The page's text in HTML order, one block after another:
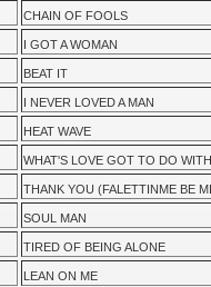
CHAIN OF FOOLS
I GOT A WOMAN
BEAT IT
I NEVER LOVED A MAN
HEAT WAVE
WHAT'S LOVE GOT TO DO
THANK YOU (FALETTINME BE
SOUL MAN
TIRED OF BEING ALONE
LEAN ON ME